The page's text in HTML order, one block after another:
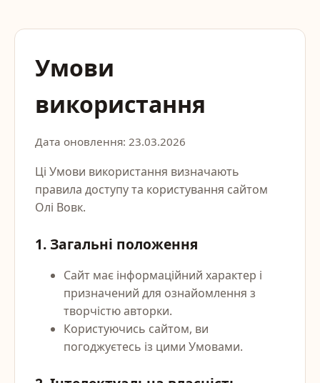
Умови
використання
Дата оновлення: 23.03.2026
Ці Умови використання визначають
правила доступу та користування сайтом
Олі Вовк.
1. Загальні положення
Сайт має інформаційний характер і
призначений для ознайомлення з
творчістю авторки.
Користуючись сайтом, ви
погоджуєтесь із цими Умовами.